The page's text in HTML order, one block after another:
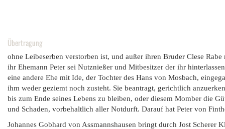
Übertragung
ohne Leibeserben verstorben ist, und außer ihren Bruder Clese
ihr Ehemann Peter sei Nutznießer und Mitbesitzer der ihr
eine andere Ehe mit Ide, der Tochter des Hans von Mosbach,
ihm weder geziemt noch zusteht. Sie beantragt, gerichtlich
bis zum Ende seines Lebens zu bleiben, oder diesem Momber die
und Schaden, vorbehaltlich aller Notdurft. Darauf hat Peter von
Johannes Gobhard von Assmannshausen bringt durch Jost Scherer